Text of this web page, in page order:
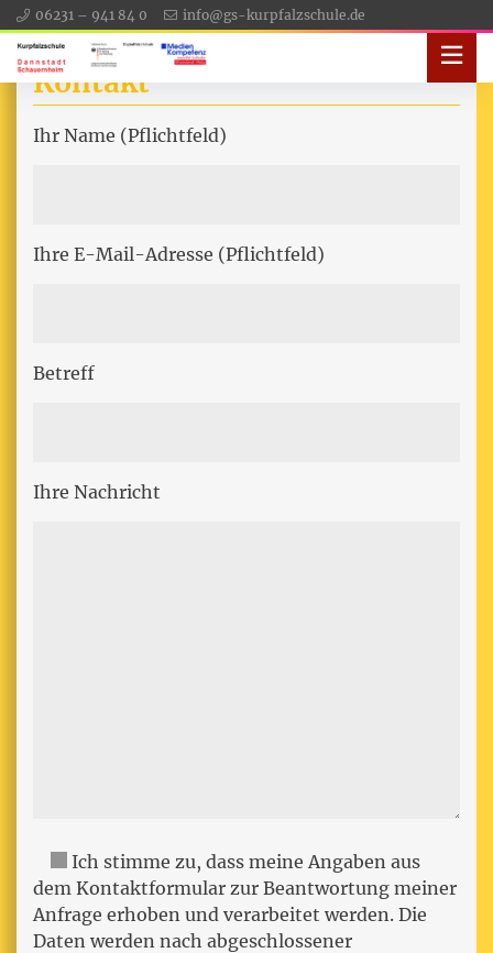
06231 – 941 84 0 info@gs-kurpfalzschule.de
Kontakt
Ihr Name (Pflichtfeld)
Ihre E-Mail-Adresse (Pflichtfeld)
Betreff
Ihre Nachricht
Ich stimme zu, dass meine Angaben aus
dem Kontaktformular zur Beantwortung meiner
Anfrage erhoben und verarbeitet werden. Die
Daten werden nach abgeschlossener